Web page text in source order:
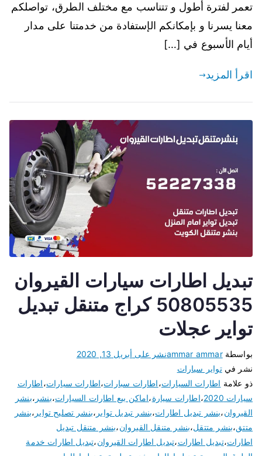
تعمر لفترة أطول و تتناسب مع مختلف الطرق، تواصلكم
معنا يسرنا و بإمكانكم الإستفادة من خدمتنا على مدار
أيام الأسبوع في […]
اقرأ المزيد
تبديل اطارات سيارات القيروان
50805535 كراج متنقل تبديل
تواير عجلات
بواسطةammar ammarنشر على أبريل 13, 2020
نشر فيتواير سيارات
ذو علامة اطارات السيارات،اطارات سبارات،اطارات سيارات،اطارات
سيارات 2020
،اطارات سيارة،اماكن بيع اطارات السيارات،بنشر ،بنشر
القيروان،بنشر تبديل اطارات،بنشر تبديل تواير ،بنشر تصليح تواير ،بنشر
متتق،بنشر متتقل،بنشر متنقل القيروان،بنشر متنقل تبديل
اطارات،تبديل اطارات،تبديل اطارات القيروان،تبديل اطارات خدمة